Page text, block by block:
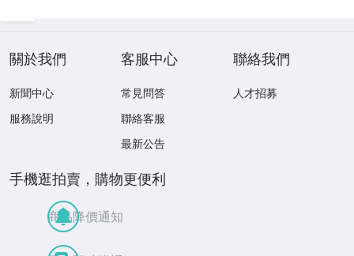
關於我們
新聞中心
服務說明
客服中心
常見問答
聯絡客服
最新公告
聯絡我們
人才招募
手機逛拍賣，購物更便利
商品降價通知